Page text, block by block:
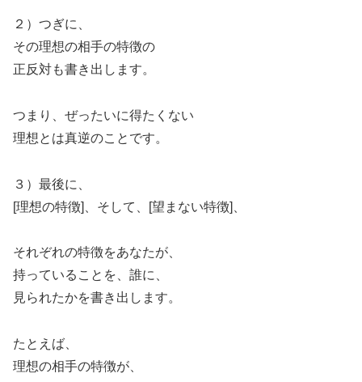
２）つぎに、
その理想の相手の特徴の
正反対も書き出します。
つまり、ぜったいに得たくない
理想とは真逆のことです。
３）最後に、
[理想の特徴]、そして、[望まない特徴]、
それぞれの特徴をあなたが、
持っていることを、誰に、
見られたかを書き出します。
たとえば、
理想の相手の特徴が、